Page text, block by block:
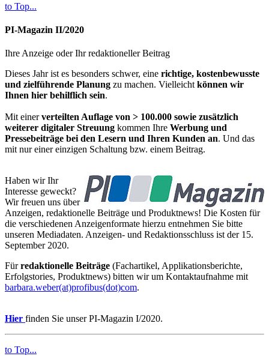
to Top...
PI-Magazin II/2020
Ihre Anzeige oder Ihr redaktioneller Beitrag
Dieses Jahr ist es besonders schwer, eine richtige, kostenbewusste
und zielführende Planung zu machen. Vielleicht können wir
Ihnen hier behilflich sein.
Mit einerverteilten Auflage von > 100.000 sowie zusätzlich
weiterer digitaler Streuung kommen Ihre Werbung und
Pressebeiträge bei den Lesern und Ihren Kunden an. Und das
mit nur einer einzigen Schaltung bzw. einem Beitrag.
Haben wir Ihr
Interesse geweckt?
Wir freuen uns über
Anzeigen, redaktionelle Beiträge und Produktnews! Die Kosten für
die verschiedenen Anzeigenformate hierzu entnehmen Sie bitte
unseren Mediadaten. Anzeigen- und Redaktionsschluss ist der 15.
September 2020.
Fürredaktionelle Beiträge (Fachartikel, Applikationsberichte,
Erfolgstories, Produktnews) bitten wir um Kontaktaufnahme mit
barbara.weber(at)profibus(dot)com.
Hier finden Sie unser PI-Magazin I/2020.
to Top...